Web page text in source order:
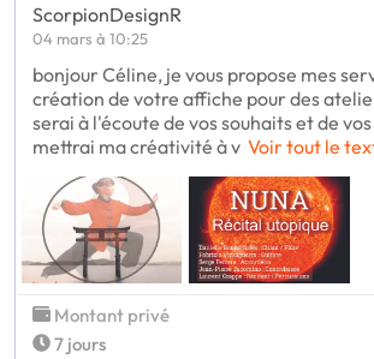
ScorpionDesignR
04 mars à 10:25
bonjour Céline, je vous propose mes
création de votre affiche pour des
serai à l'écoute de vos souhaits et de
mettrai ma créativité à v Voir tout le
Montant privé
7 jours